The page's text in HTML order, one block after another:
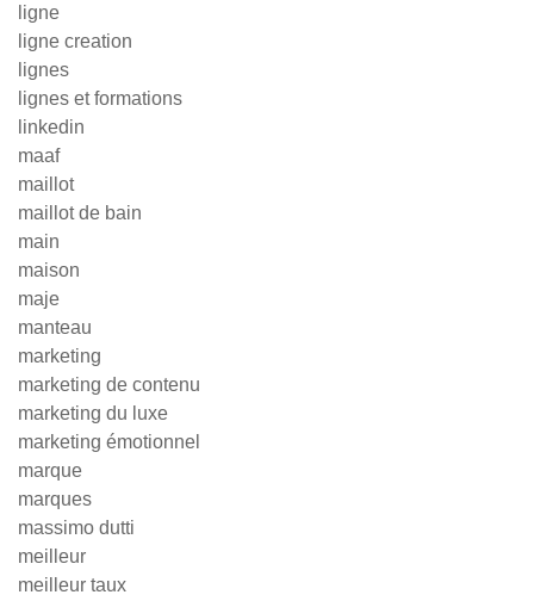
ligne
ligne creation
lignes
lignes et formations
linkedin
maaf
maillot
maillot de bain
main
maison
maje
manteau
marketing
marketing de contenu
marketing du luxe
marketing émotionnel
marque
marques
massimo dutti
meilleur
meilleur taux